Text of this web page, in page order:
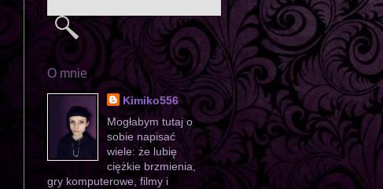
O mnie
Kimiko556
Mogłabym tutaj o
sobie napisać
wiele: że lubię
ciężkie brzmienia,
gry komputerowe, filmy i